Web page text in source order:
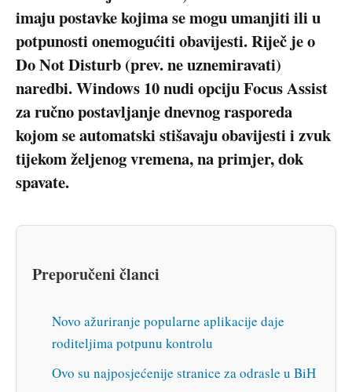
imaju postavke kojima se mogu umanjiti ili u
potpunosti onemogućiti obavijesti. Riječ je o
Do Not Disturb (prev. ne uznemiravati)
naredbi. Windows 10 nudi opciju Focus Assist
za ručno postavljanje dnevnog rasporeda
kojom se automatski stišavaju obavijesti i zvuk
tijekom željenog vremena, na primjer, dok
spavate.
Preporučeni članci
Novo ažuriranje popularne aplikacije daje
roditeljima potpunu kontrolu
Ovo su najposjećenije stranice za odrasle u BiH